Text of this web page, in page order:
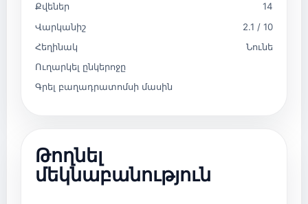
Քվեներ
14
Վարկանիշ
2.1 / 10
Հեղինակ
Նունե
Ուղարկել ընկերոջը
Գրել բաղադրատոմսի մասին
Թողնել
մեկնաբանություն